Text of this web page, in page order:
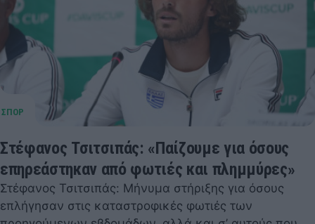
Στέφανος Τσιτσιπάς: «Παίζουμε για όσους
επηρεάστηκαν από φωτιές και πλημμύρες»
Στέφανος Τσιτσιπάς: Μήνυμα στήριξης για όσους
επλήγησαν στις καταστροφικές φωτιές των